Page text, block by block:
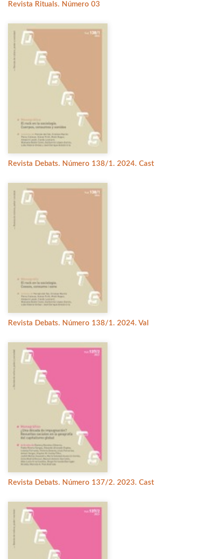
Revista Rituals. Número 03
Revista Debats. Número 138/1. 2024. Cast
Revista Debats. Número 138/1. 2024. Val
Revista Debats. Número 137/2. 2023. Cast